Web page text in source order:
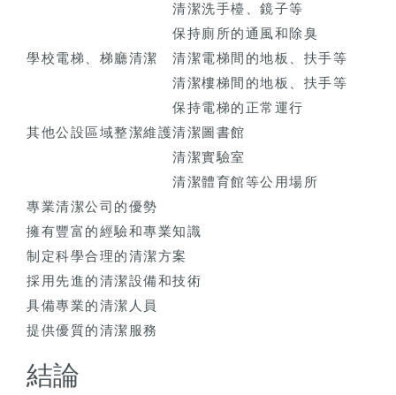
清潔洗手檯、鏡子等
保持廁所的通風和除臭
學校電梯、梯廳清潔
清潔電梯間的地板、扶手等
清潔樓梯間的地板、扶手等
保持電梯的正常運行
其他公設區域整潔維護清潔圖書館
清潔實驗室
清潔體育館等公用場所
專業清潔公司的優勢
擁有豐富的經驗和專業知識
制定科學合理的清潔方案
採用先進的清潔設備和技術
具備專業的清潔人員
提供優質的清潔服務
結論